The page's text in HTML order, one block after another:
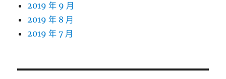
2019 年 9 月
2019 年 8 月
2019 年 7 月